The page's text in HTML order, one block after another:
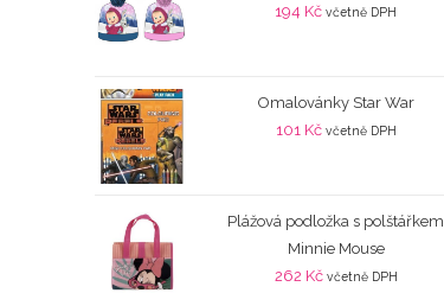
194 Kč včetně DPH
Omalovánky Star War
101 Kč včetně DPH
Plážová podložka s polštářkem
Minnie Mouse
262 Kč včetně DPH